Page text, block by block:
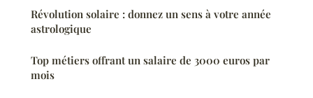
Révolution solaire : donnez un sens à votre année
astrologique
Top métiers offrant un salaire de 3000 euros par
mois